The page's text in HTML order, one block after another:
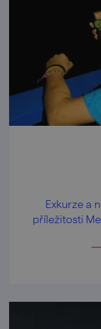
Exkurze a
příležitosti